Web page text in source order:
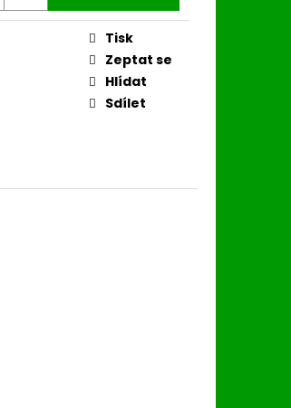
Tisk
Zeptat se
Hlídat
Sdílet